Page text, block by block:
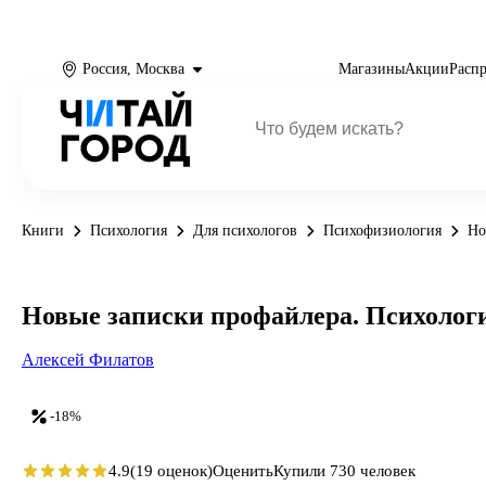
Россия, Москва МагазиныАкции
Книги Психология Для психологов Психофизиология
-18%
Новые записки профайлера.
Алексей Филатов
4.9(19 оценок)ОценитьКупили 730 человек